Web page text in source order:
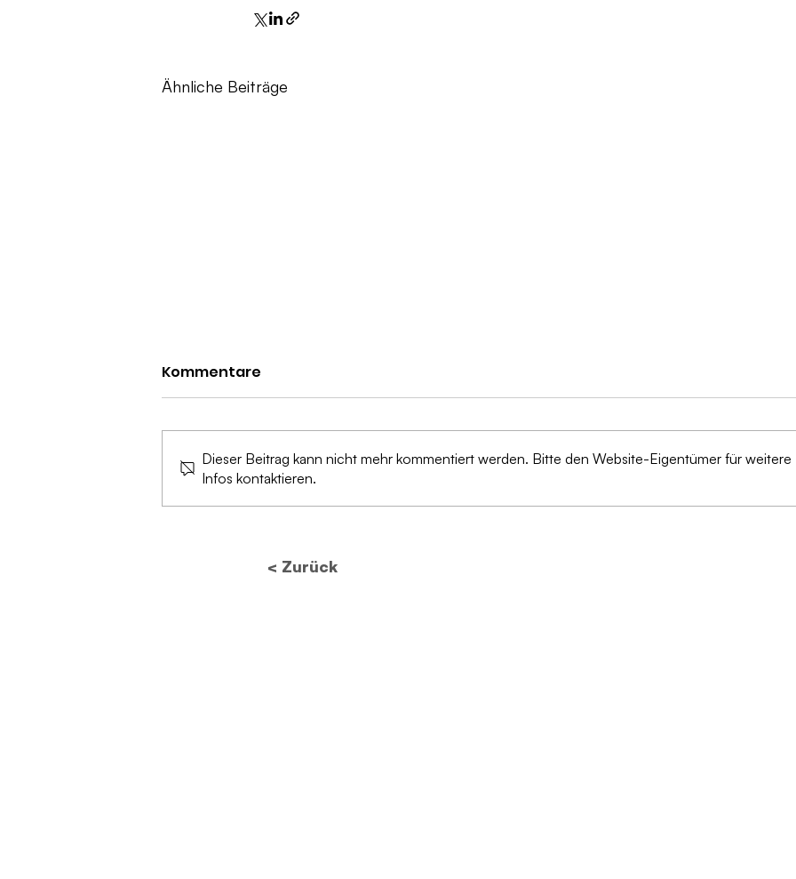
Ähnliche Beiträge
Zukunft des
Vorschriften die
Von
Kommentare
Dieser Beitrag kann nicht mehr kommentiert werden. Bitte den Website-Eigentümer für weitere
Infos kontaktieren.
< Zurück